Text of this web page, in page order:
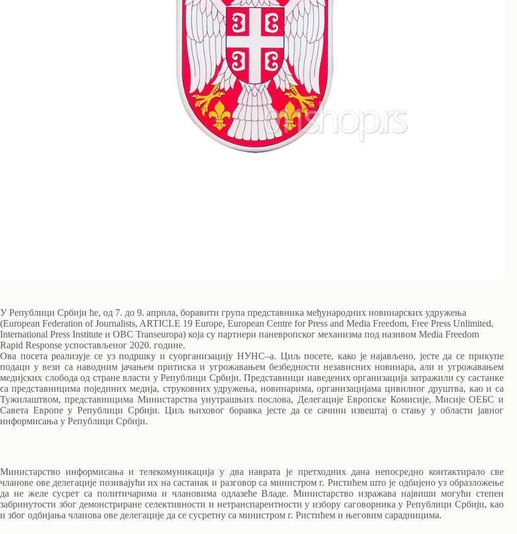
У Републици Србији ће, од 7. до 9. априла, боравити група представника међународних новинарских удружења
(European Federation of Journalists, ARTICLE 19 Europe, European Centre for Press and Media Freedom, Free Press Unlimited,
International Press Institute и OBC Transeuropa) која су партнери паневропског механизма под називом Media Freedom
Rapid Response успостављеног 2020. године.
Ова посета реализује се уз подршку и суорганизацију НУНС–а. Циљ посете, како је најављено, јесте да се прикупе
подаци у вези са наводним јачањем притиска и угрожавањем безбедности независних новинара, али и угрожавањем
медијских слобода од стране власти у Републици Србији. Представници наведених организација затражили су састанке
са представницима појединих медија, струковних удружења, новинарима, организацијама цивилног друштва, као и са
Тужилаштвом, представницима Министарства унутрашњих послова, Делегације Европске Комисије, Мисије ОЕБС и
Савета Европе у Републици Србији. Циљ њиховог боравка јесте да се сачини извештај о стању у области јавног
информисања у Републици Србији.
Министарство информисања и телекомуникација у два наврата је претходних дана непосредно контактирало све
чланове ове делегације позивајући их на састанак и разговор са министром г. Ристићем што је одбијено уз образложење
да не желе сусрет са политичарима и члановима одлазеће Владе. Министарство изражава највиши могући степен
забринутости због демонстриране селективности и нетранспарентности у избору саговорника у Републици Србији, као
и због одбијања чланова ове делегације да се сусретну са министром г. Ристићем и његовим сарадницима.